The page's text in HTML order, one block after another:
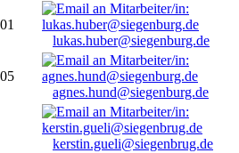
lukas.huber@siegenburg.de
agnes.hund@siegenburg.de
kerstin.gueli@siegenbrug.de